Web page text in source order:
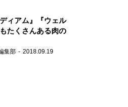
ィアム』『ウェル
たくさんある肉の
集部 2018.09.19